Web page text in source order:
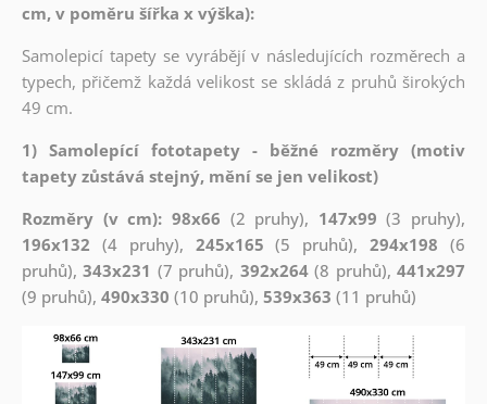
cm, v poměru šířka x výška):
Samolepicí tapety se vyrábějí v následujících rozměrech a
typech, přičemž každá velikost se skládá z pruhů širokých
49 cm.
1) Samolepící fototapety - běžné rozměry (motiv
tapety zůstává stejný, mění se jen velikost)
Rozměry (v cm): 98x66 (2 pruhy), 147x99 (3 pruhy),
196x132 (4 pruhy), 245x165 (5 pruhů),294x198 (6
pruhů),343x231 (7 pruhů), 392x264(8 pruhů),441x297
(9 pruhů), 490x330 (10 pruhů), 539x363 (11 pruhů)